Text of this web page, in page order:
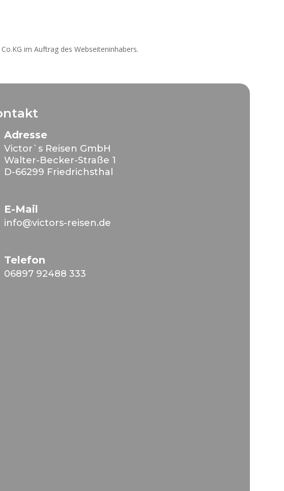
im Auftrag des Webseiteninhabers.
Adresse
Victor`s Reisen GmbH
Walter-Becker-Straße 1
D-66299 Friedrichsthal
E-Mail
info@victors-reisen.de
Telefon
06897 92488 333